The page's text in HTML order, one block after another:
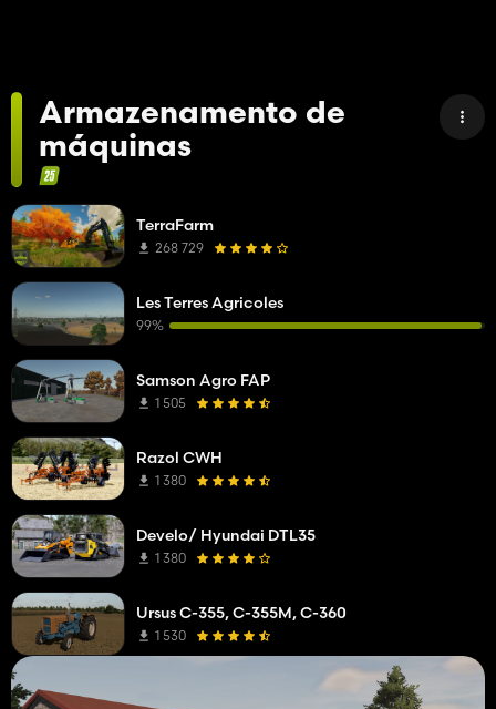
Armazenamento de
máquinas
TerraFarm
268 729
Les Terres Agricoles
99%
Samson Agro FAP
1 505
Razol CWH
1 380
Develo/ Hyundai DTL35
1 380
Ursus C-355, C-355M, C-360
1 530